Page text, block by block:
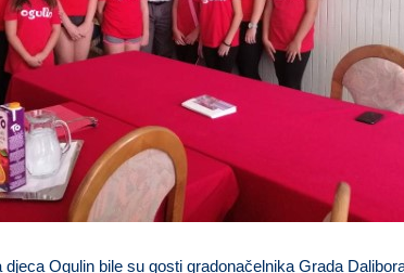
Ogulin bile su gosti gradonačelnika Grada